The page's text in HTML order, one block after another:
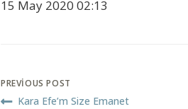
15 May 2020 02:13
PREVIOUS POST
Kara Efe’m Size Emanet